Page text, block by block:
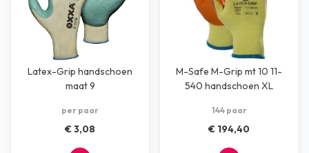
Latex-Grip handschoen
maat 9
per paar
€ 3,08
M-Safe M-Grip mt 10 11-
540 handschoen XL
144 paar
€ 194,40